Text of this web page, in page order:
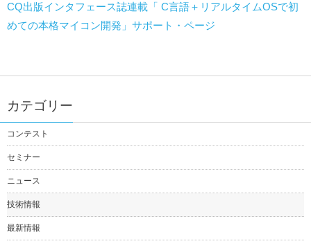
CQ出版インタフェース誌連載「 C言語＋リアルタイムOSで初
めての本格マイコン開発」サポート・ページ
カテゴリー
コンテスト
セミナー
ニュース
技術情報
最新情報